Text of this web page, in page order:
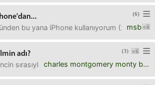
(6)
msb
bu yana iPhone kullanıyorum (2G,
(3)
adı?
charles montgomery monty burns
sırasıyla öldüğü komikli bir film vardı.